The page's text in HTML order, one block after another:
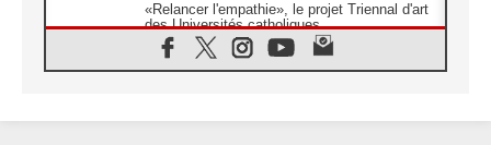
«Relancer l'empathie», le projet Triennal d'art
des Universités catholiques
08.08.2026
Signis 2026, donner la parole aux religieuses